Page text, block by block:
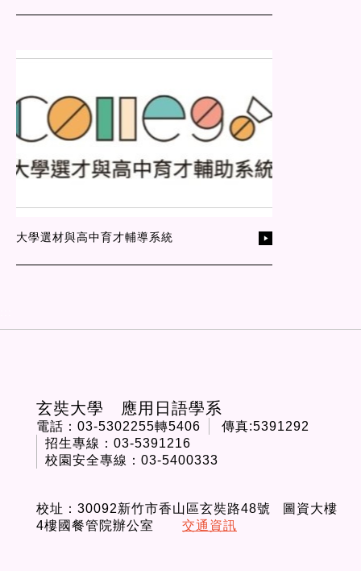
大學選材與高中育才輔導系統
玄奘大學 應用日語學系
電話：03-5302255轉5406
傳真:5391292
招生專線：03-5391216
校園安全專線：03-5400333
校址：30092新竹市香山區玄奘路48號 圖資大樓
4樓國餐管院辦公室
交通資訊